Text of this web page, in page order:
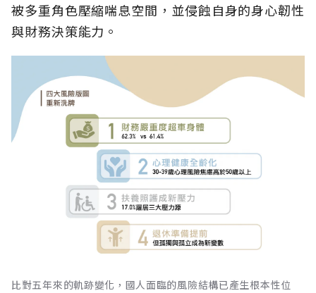
被多重角色壓縮喘息空間，並侵蝕自身的身心韌性
與財務決策能力。
比對五年來的軌跡變化，國人面臨的風險結構已產生根本性位